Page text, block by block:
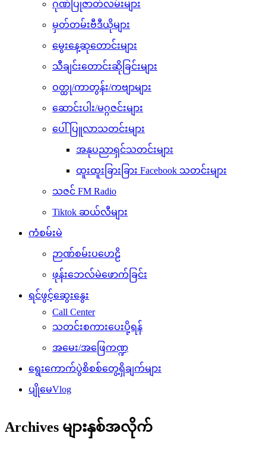
ဂုဏ်ပြုဇာတ်လမ်းများ
မှတ်တမ်းဗီဒီယိုများ
မွေးနေ့ဆုတောင်းများ
သီချင်းတောင်းဆိုခြင်းများ
ဝတ္ထု/ကာတွန်း/ကဗျာများ
ဆောင်းပါး/မဂ္ဂဇင်းများ
ပေါ်ပြူလာသတင်းများ
အနုပညာရှင်သတင်းများ
ထူးထူးခြားခြား Facebook သတင်းများ
သဇင် FM Radio
Tiktok ဆယ်လီများ
ကံစမ်းမဲ
ဉာဏ်စမ်းပဟေဠိ
ဖုန်းဘေလ်မဲဖောက်ခြင်း
ရင်ဖွင့်ဆွေးနွေး
Call Center
သတင်းစကားပေးပို့ရန်
အမေး/အဖြေကဏ္ဍ
ရွေးကောက်ပွဲစိစစ်တွေ့ရှိချက်များ
ပျိုမေVlog
Archives များနှစ်အလိုက်